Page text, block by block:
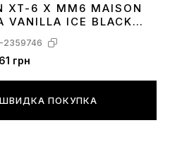
XT-6 X MM6 MAISON
VANILLA ICE BLACK
L47949400
2359746
грн
ШВИДКА ПОКУПКА